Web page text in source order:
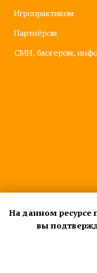
Игропрактиком
Партнёром
СМИ, блогером,
На данном ресурсе
вы